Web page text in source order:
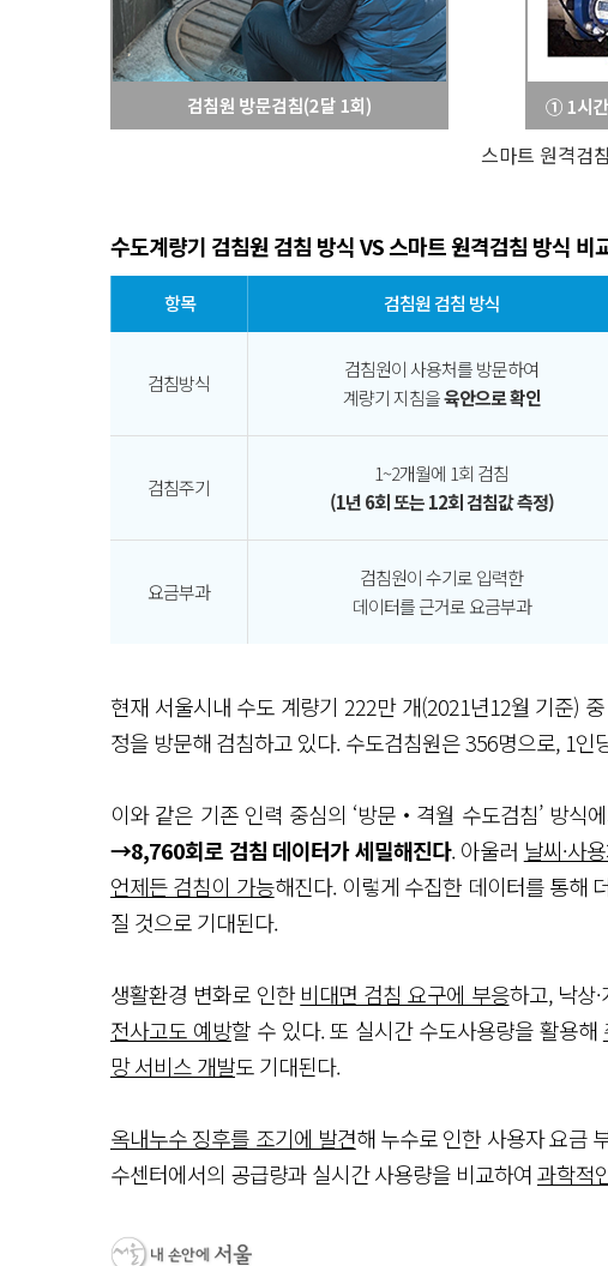
스마트 원격검
수도계량기 검침원 검침 방식 VS 스마트 원격검침 방식 비
항목 검침원 검침 방식
검침방식
검침원이 사용처를 방문하여
계량기 지침을육안으로 확인
검침주기
1~2개월에 1회 검침
(1년 6회 또는 12회 검침값 측정)
요금부과
검침원이 수기로 입력한
데이터를 근거로 요금부과
현재 서울시내 수도 계량기 222만 개(2021년12월 기준)
정을 방문해 검침하고 있다. 수도검침원은 356명으로, 1
이와 같은 기존 인력 중심의 ‘방문‧격월 수도검침’ 방식
→8,760회로 검침 데이터가 세밀해진다. 아울러 날씨·사
언제든 검침이 가능해진다. 이렇게 수집한 데이터를 통해
질 것으로 기대된다.
생활환경 변화로 인한 비대면 검침 요구에 부응하고, 낙상
전사고도 예방할 수 있다. 또 실시간 수도사용량을 활용해
망 서비스 개발도 기대된다.
옥내누수 징후를 조기에 발견해 누수로 인한 사용자 요금
수센터에서의 공급량과 실시간 사용량을 비교하여과학적